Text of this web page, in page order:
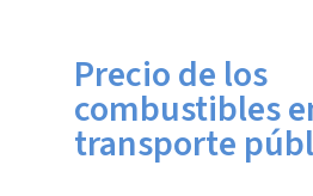
Precio de los
combustibles
transporte